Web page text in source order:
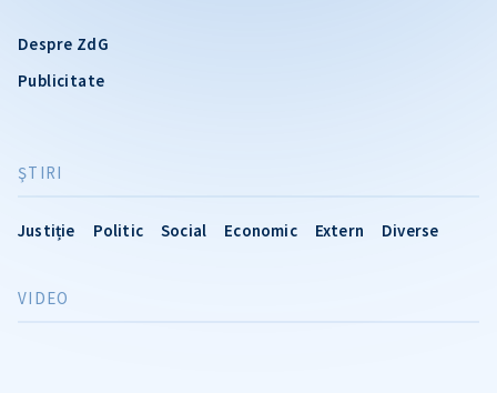
Despre ZdG
Publicitate
ŞTIRI
Justiție Politic Social Economic Extern Diverse
VIDEO